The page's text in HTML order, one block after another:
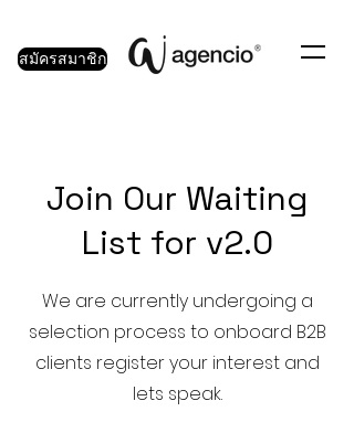
สมัครสมาชิก
Join Our Waiting
List for v2.0
We are currently undergoing a
selection process to onboard B2B
clients register your interest and
lets speak.